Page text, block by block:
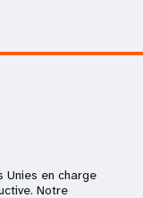
Unies en charge
Notre